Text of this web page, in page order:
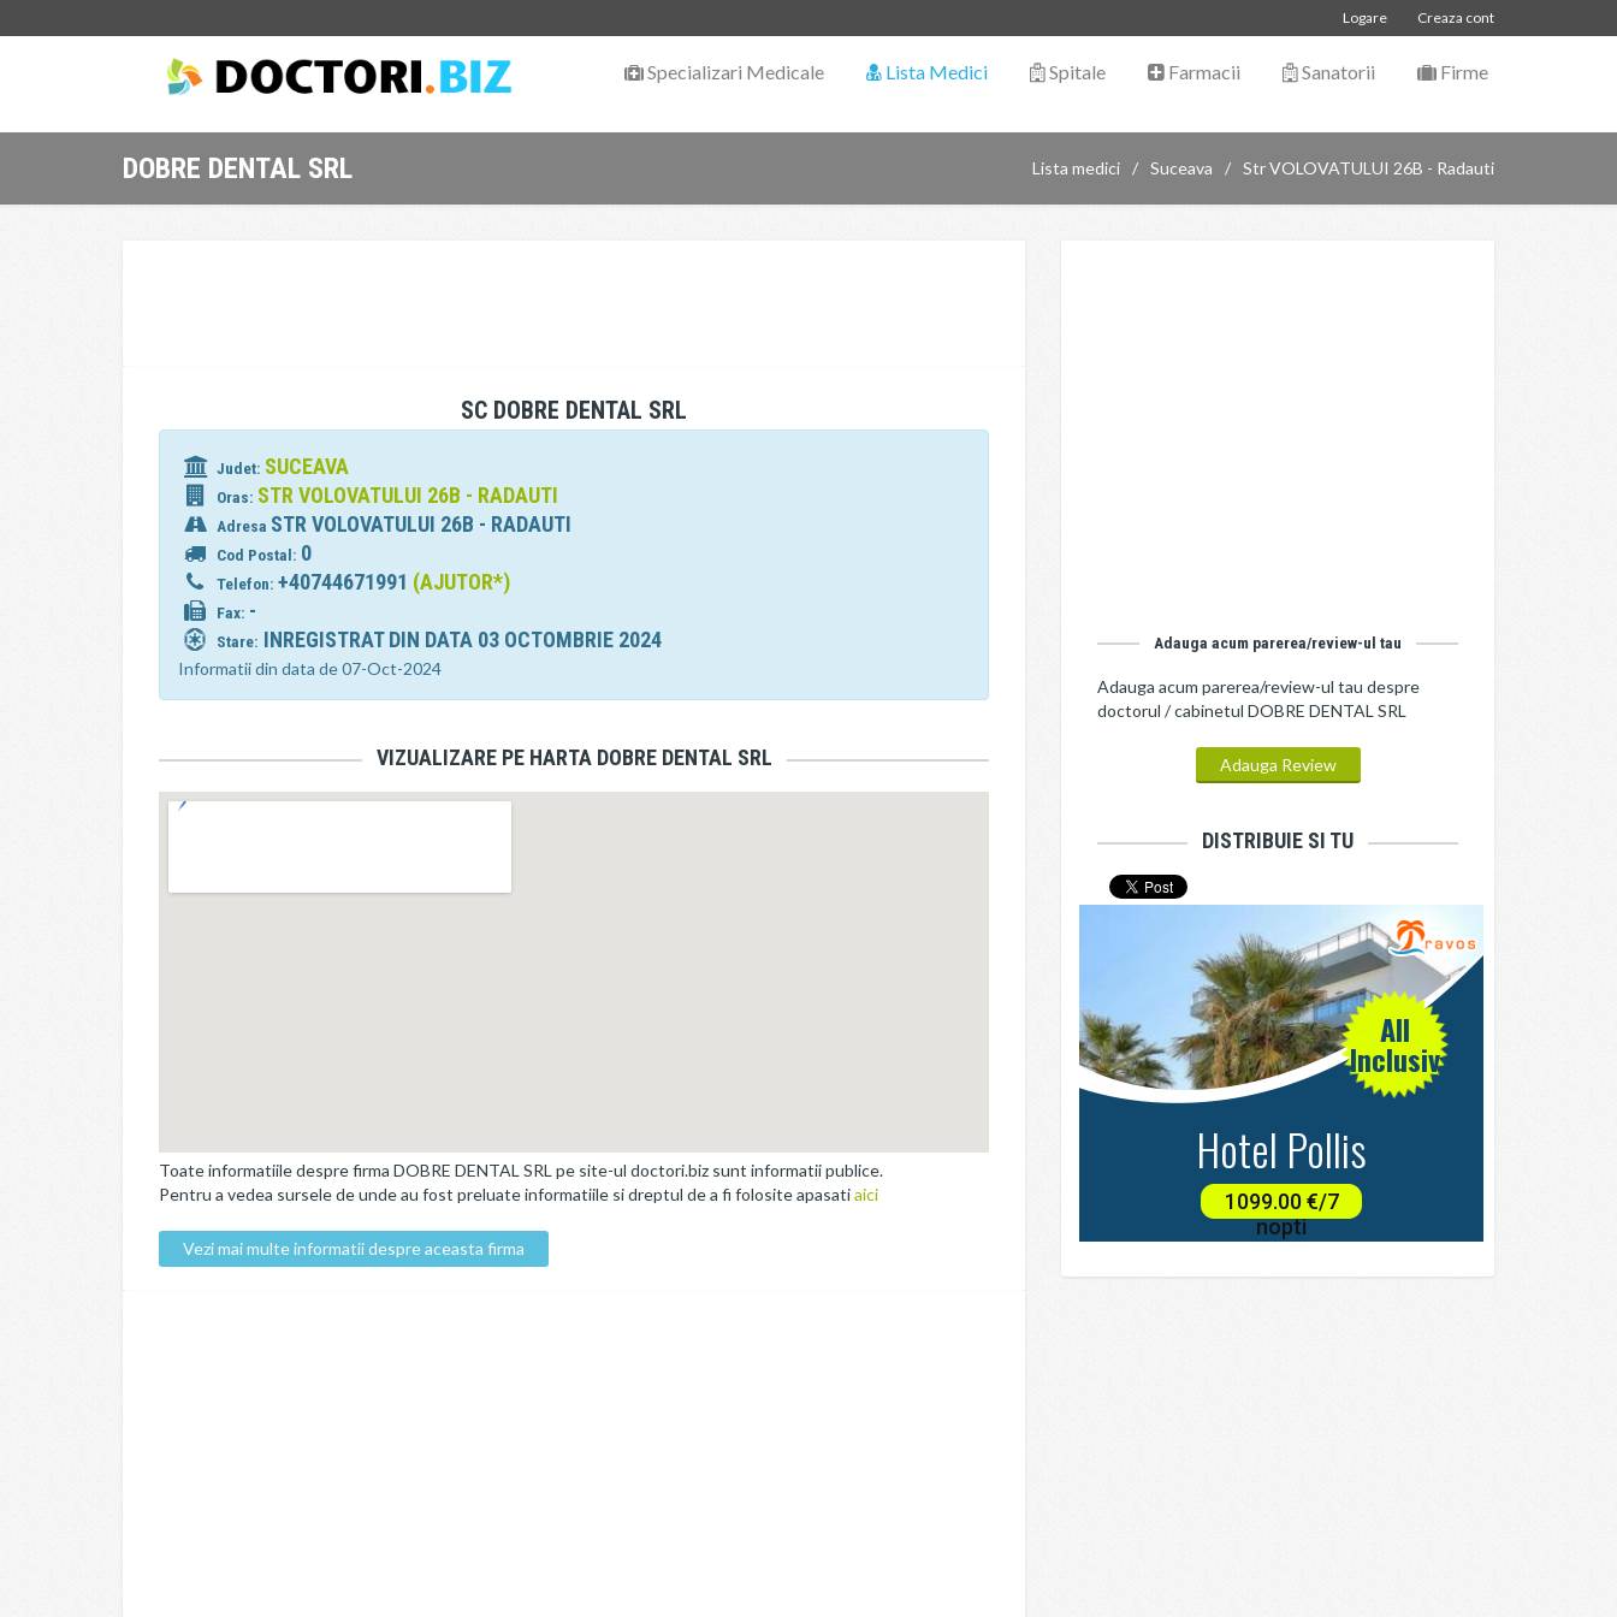
Creaza cont
Logare
Specializari Medicale Lista Medici Spitale Farmacii Sanatorii Firme
DOBRE DENTAL SRL Lista medici Suceava Str VOLOVATULUI 26B - Radauti
SC DOBRE DENTAL SRL
Judet: SUCEAVA
Oras: STR VOLOVATULUI 26B - RADAUTI
Adresa STR VOLOVATULUI 26B - RADAUTI
Cod Postal: 0
Telefon:+40744671991 (AJUTOR*)
Fax: -
Stare: INREGISTRAT DIN DATA 03 OCTOMBRIE 2024
Informatii din data de 07-Oct-2024
VIZUALIZARE PE HARTA DOBRE DENTAL SRL
Toate informatiile despre firma DOBRE DENTAL SRL pe site-ul doctori.biz sunt informatii publice.
Pentru a vedea sursele de unde au fost preluate informatiile si dreptul de a fi folosite apasatiaici
Vezi mai multe informatii despre aceasta firma
Adauga acum parerea/review-ul tau
Adauga acum parerea/review-ul tau despre
doctorul / cabinetul DOBRE DENTAL SRL
Adauga Review
DISTRIBUIE SI TU